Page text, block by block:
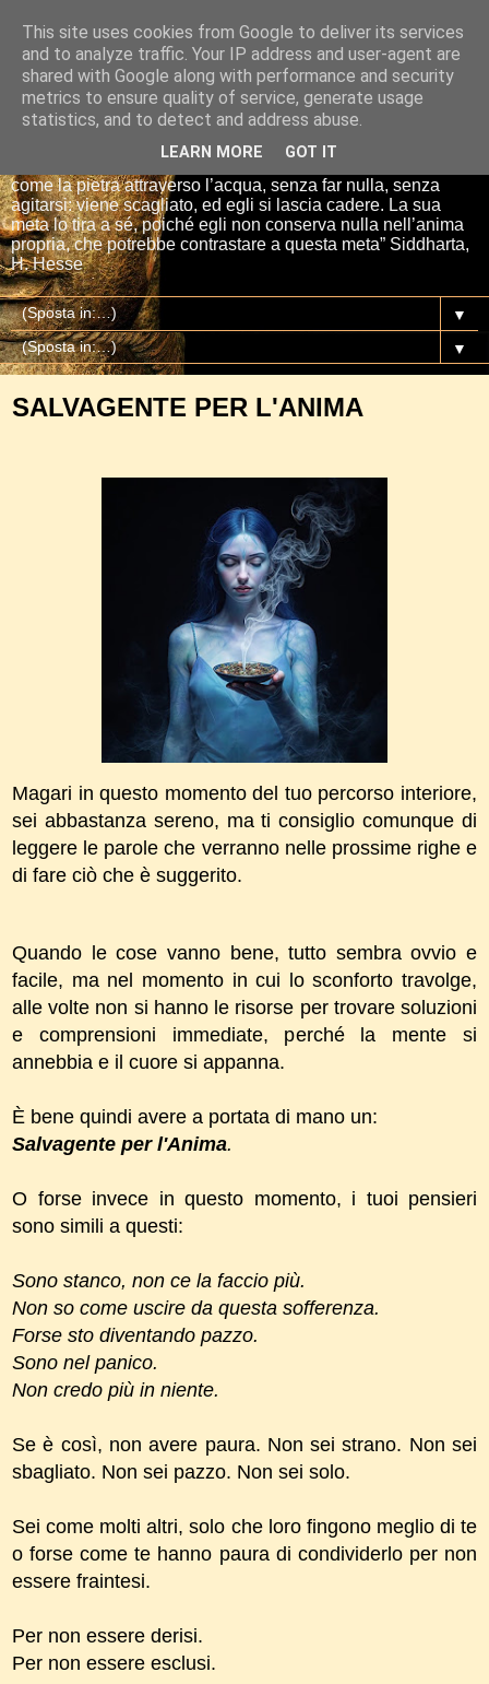
Io sono il mio Buddha
“Se tu getti una pietra nell’acqua, essa si affretta per la via
più breve fino al fondo. E così è Siddharta, quando ha una
meta, un proposito. Siddharta non fa nulla. Siddharta pensa,
come la pietra attraverso l’acqua, senza far nulla, senza
agitarsi: viene scagliato, ed egli si lascia cadere. La sua
meta lo tira a sé, poiché egli non conserva nulla nell’anima
propria, che potrebbe contrastare a questa meta” Siddharta,
H. Hesse
▼
▼
SALVAGENTE PER L'ANIMA
Magari in questo momento del tuo percorso interiore,
sei abbastanza sereno, ma ti consiglio comunque di
leggere le parole che verranno nelle prossime righe e
di fare ciò che è suggerito.
Quando le cose vanno bene, tutto sembra ovvio e
facile, ma nel momento in cui lo sconforto travolge,
alle volte non si hanno le risorse per trovare soluzioni
e comprensioni immediate, perché la mente si
annebbia e il cuore si appanna.
È bene quindi avere a portata di mano un:
Salvagente per l'Anima.
O forse invece in questo momento, i tuoi pensieri
sono simili a questi:
Sono stanco, non ce la faccio più.
Non so come uscire da questa sofferenza.
Forse sto diventando pazzo.
Sono nel panico.
Non credo più in niente.
Se è così, non avere paura. Non sei strano. Non sei
sbagliato. Non sei pazzo. Non sei solo.
Sei come molti altri, solo che loro fingono meglio di te
o forse come te hanno paura di condividerlo per non
essere fraintesi.
Per non essere derisi.
Per non essere esclusi.
This site uses cookies from Google to deliver its services
and to analyze traffic. Your IP address and user-agent are
shared with Google along with performance and security
metrics to ensure quality of service, generate usage
statistics, and to detect and address abuse.
LEARN MORE GOT IT